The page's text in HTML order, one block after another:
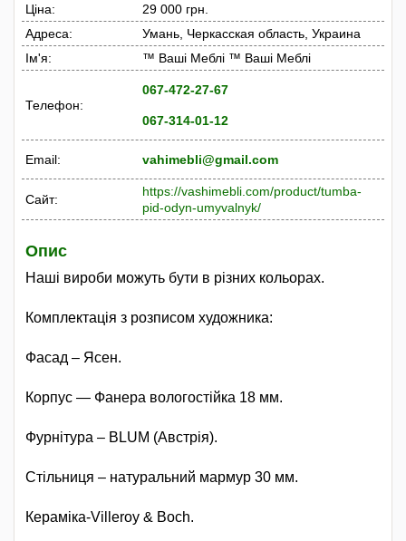
Ціна:
29 000 грн.
Адреса:
Умань, Черкасская область, Украина
Ім'я:
™ Ваші Меблі ™ Ваші Меблі
Телефон:
067-472-27-67
067-314-01-12
Email: vahimebli@gmail.com
Сайт:
https://vashimebli.com/product/tumba-
pid-odyn-umyvalnyk/
Опис
Наші вироби можуть бути в різних кольорах.
Комплектація з розписом художника:
Фасад – Ясен.
Корпус ― Фанера вологостійка 18 мм.
Фурнітура – BLUM (Австрія).
Стільниця – натуральний мармур 30 мм.
Кераміка-Villeroy & Boch.